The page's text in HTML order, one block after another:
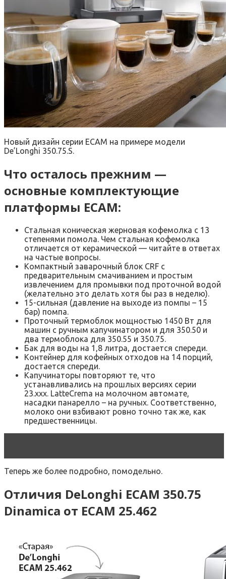
Новый дизайн серии ECAM на примере модели
De’Longhi 350.75.S.
Что осталось прежним —
основные комплектующие
платформы ECAM:
Стальная коническая жерновая кофемолка с 13
степенями помола. Чем стальная кофемолка
отличается от керамической — читайте в ответах
на частые вопросы.
Компактный заварочный блок CRF с
предварительным смачиванием и простым
извлечением для промывки под проточной водой
(желательно это делать хотя бы раз в неделю).
15-сильная (давление на выходе из помпы – 15
бар) помпа.
Проточный термоблок мощностью 1450 Вт для
машин с ручным капучинатором и для 350.50 и
два термоблока для 350.55 и 350.75.
Бак для воды на 1,8 литра, достается спереди.
Контейнер для кофейных отходов на 14 порций,
достается спереди.
Капучинаторы повторяют те, что
устанавливались на прошлых версиях серии
23.xxx. LatteCrema на молочном автомате,
насадки панарелло – на ручных. Соответственно,
молоко они взбивают ровно точно так же, как
предшественницы.
Теперь же более подробно, помодельно.
Отличия DeLonghi ECAM 350.75
Dinamica от ECAM 25.462